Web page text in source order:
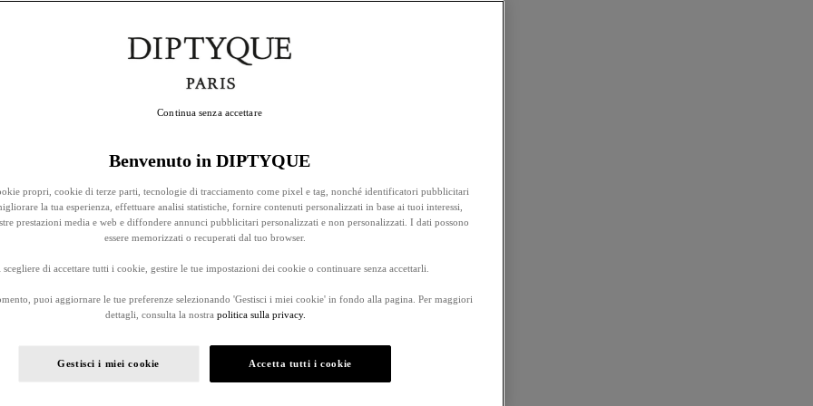
Benvenuto in DIPTYQUE
propri, cookie di terze parti, tecnologie di tracciamento come pixel e tag, nonché identificatori pubblicitari
la tua esperienza, effettuare analisi statistiche, fornire contenuti personalizzati in base ai tuoi interessi,
prestazioni media e web e diffondere annunci pubblicitari personalizzati e non personalizzati. I dati possono
essere memorizzati o recuperati dal tuo browser.
scegliere di accettare tutti i cookie, gestire le tue impostazioni dei cookie o continuare senza accettarli.
puoi aggiornare le tue preferenze selezionando 'Gestisci i miei cookie' in fondo alla pagina. Per maggiori
dettagli, consulta la nostra politica sulla privacy.
Gestisci i miei cookie Accetta tutti i cookie
Continua senza accettare